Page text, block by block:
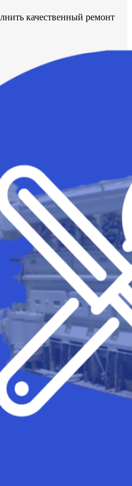
качественный ремонт